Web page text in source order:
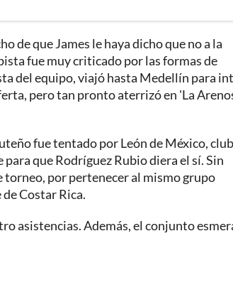
de que James le haya dicho que no a la
fue muy criticado por las formas de
del equipo, viajó hasta Medellín para
pero tan pronto aterrizó en 'La
fue tentado por León de México,
que Rodríguez Rubio diera el sí. Sin
torneo, por pertenecer al mismo grupo
Costar Rica.
asistencias. Además, el conjunto